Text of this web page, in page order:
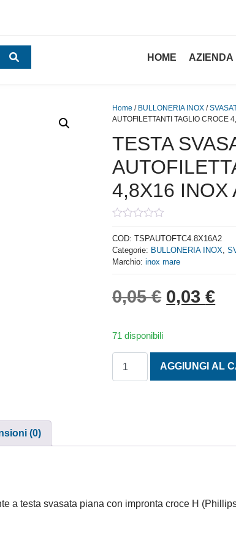
HOME AZIENDA
Home / BULLONERIA INOX /
AUTOFILETTANTI TAGLIO CROCE
TESTA
4,8X16 INOX
out
of
5
COD:TSPAUTOFTC4.8X16A2
Categorie: BULLONERIA INOX,
Marchio:inox mare
0,05€ Il
0,03€Il
71 disponibili
AGGIUNGI AL
(0)
a testa svasata piana con impronta croce H